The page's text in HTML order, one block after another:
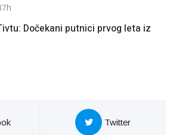
Dočekani putnici prvog leta iz
Twitter